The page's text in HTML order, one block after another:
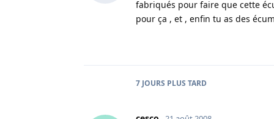
fabriqués pour faire que cette
pour ça , et , enfin tu as des
7 JOURS PLUS TARD